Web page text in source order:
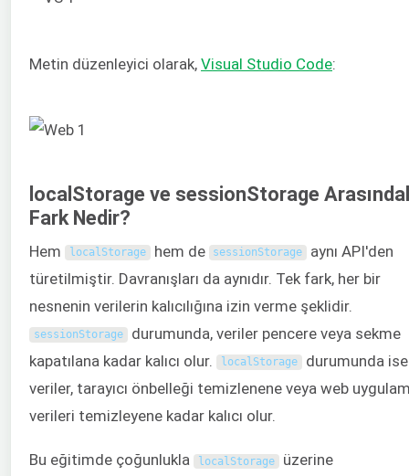
Metin düzenleyici olarak, Visual Studio Code:
localStorage ve sessionStorage
Fark Nedir?
Hem localStorage hem de sessionStorage
aynı API'den
türetilmiştir. Davranışları da aynıdır. Tek fark, her bir
nesnenin verilerin kalıcılığına izin verme şeklidir.
sessionStorage durumunda, veriler pencere veya sekme
kapatılana kadar kalıcı olur.
localStorage durumunda ise
veriler, tarayıcı önbelleği temizlenene veya web
verileri temizleyene kadar kalıcı olur.
Bu eğitimde çoğunlukla localStorage üzerine